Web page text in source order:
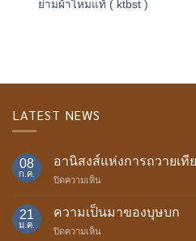
ย่ามผ้าไหมแท้ ( ktbst )
LATEST NEWS
08
ก.ค.
อานิสงส์แห่งการถวายเที
ปิดความเห็น
ถวาย
21
ม.ค.
ความเป็นมาของบุษบก
ปิดความเห็น